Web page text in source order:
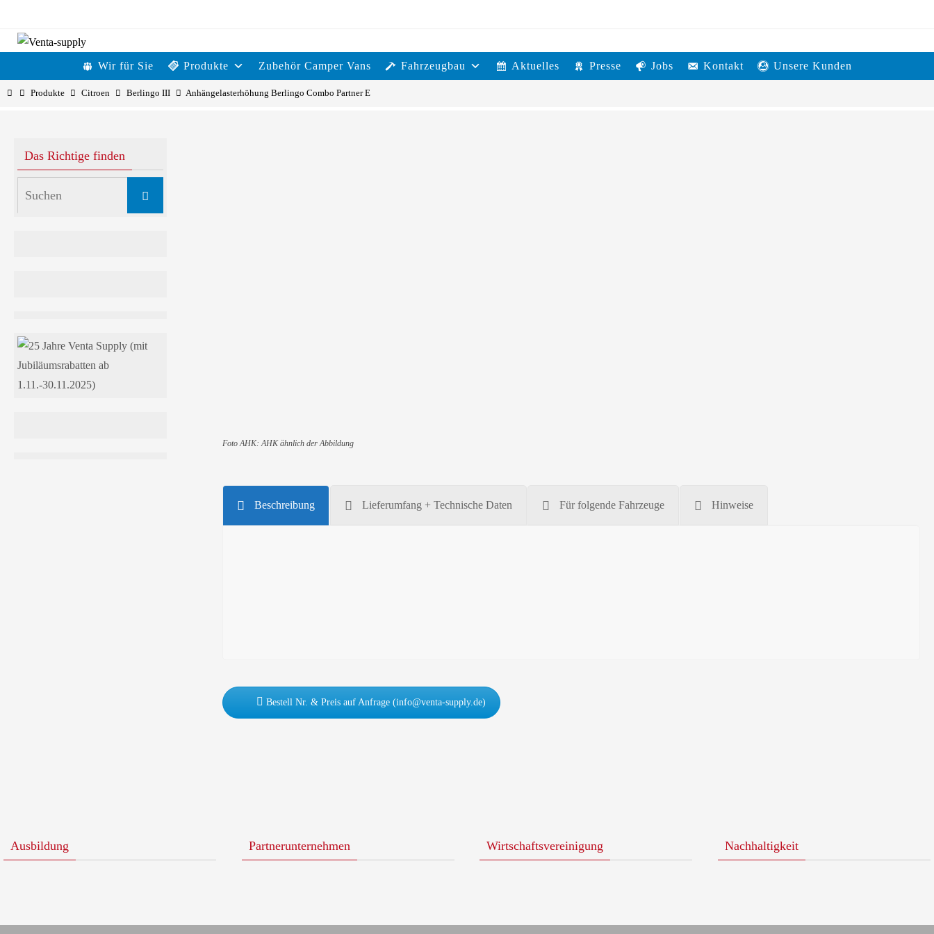
Zum
Inhalt
springen
Wir für Sie Produkte Zubehör Camper Vans Fahrzeugbau Aktuelles Presse Jobs Kontakt Unsere Kunden
StartProdukte Citroen Berlingo III Anhängelasterhöhung Berlingo Combo Partner E
Foto AHK: AHK ähnlich der Abbildung
Beschreibung Lieferumfang + Technische Daten Für folgende Fahrzeuge Hinweise
Bestell Nr. & Preis auf Anfrage (info@venta-supply.de)
Das Richtige finden
Suchen
Ausbildung Partnerunternehmen Wirtschaftsvereinigung Nachhaltigkeit